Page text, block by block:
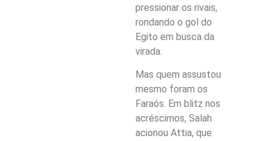
pressionar os rivais,
rondando o gol do
Egito em busca da
virada.
Mas quem assustou
mesmo foram os
Faraós. Em blitz nos
acréscimos, Salah
acionou Attia, que